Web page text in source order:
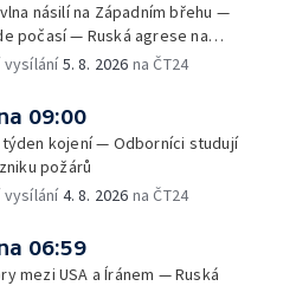
násilí na Západním břehu —
počasí — Ruská agrese na
Vliv veder na lidské orgány — Při
na Brněnsku dočasně došla
— SP v orientačním běhu v Česku
požáry sužují Evropu — Rybářský
tábor
vysílání5. 8. 2026 na ČT24
09:00
kojení — Odborníci studují
požárů
vysílání4. 8. 2026 na ČT24
06:59
mezi USA a Íránem — Ruská